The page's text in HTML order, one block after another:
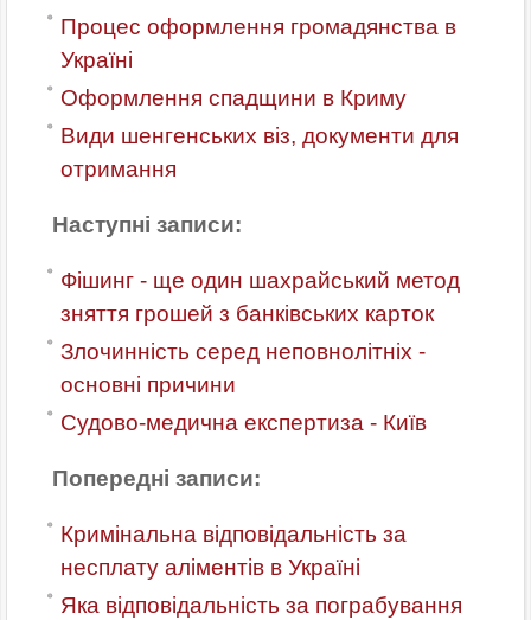
Процес оформлення громадянства в
Україні
Оформлення спадщини в Криму
Види шенгенських віз, документи для
отримання
Наступні записи:
Фішинг - ще один шахрайський метод
зняття грошей з банківських карток
Злочинність серед неповнолітніх -
основні причини
Судово-медична експертиза - Київ
Попередні записи:
Кримінальна відповідальність за
несплату аліментів в Україні
Яка відповідальність за пограбування